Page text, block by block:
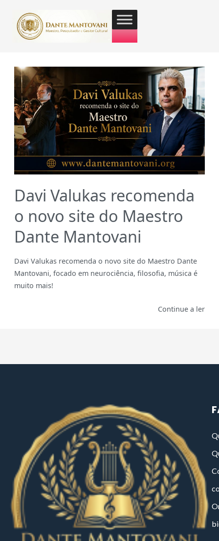
Davi Valukas recomenda
o novo site do Maestro
Dante Mantovani
Davi Valukas recomenda o novo site do Maestro Dante
Mantovani, focado em neurociência, filosofia, música é
muito mais!
Continue a ler